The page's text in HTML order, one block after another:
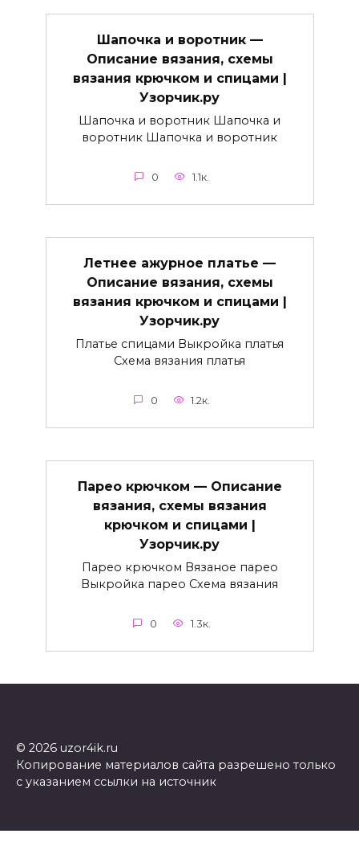
Шапочка и воротник —
Описание вязания, схемы
вязания крючком и спицами |
Узорчик.ру
Шапочка и воротник Шапочка и
воротник Шапочка и воротник
0 1.1к.
Летнее ажурное платье —
Описание вязания, схемы
вязания крючком и спицами |
Узорчик.ру
Платье спицами Выкройка платья
Схема вязания платья
0 1.2к.
Парео крючком — Описание
вязания, схемы вязания
крючком и спицами |
Узорчик.ру
Парео крючком Вязаное парео
Выкройка парео Схема вязания
0 1.3к.
© 2026 uzor4ik.ru
Копирование материалов сайта разрешено только
с указанием ссылки на источник